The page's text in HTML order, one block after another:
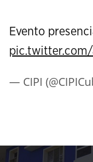
Evento
pic.twitter.com/
— CIPI